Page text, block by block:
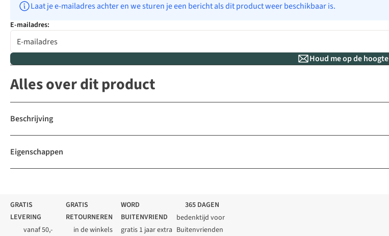
Laat je e-mailadres achter en we sturen je een bericht als dit product weer beschikbaar is.
E-mailadres:
Houd me op de hoogte
Alles over dit product
Beschrijving
Eigenschappen
GRATIS
LEVERING
vanaf 50,-
GRATIS
RETOURNEREN
in de winkels
WORD
BUITENVRIEND
gratis 1 jaar extra
365 DAGEN
bedenktijd voor
Buitenvrienden